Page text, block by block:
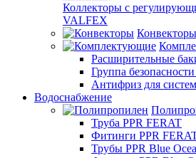
Коллекторы с
VALFEX
Конвекторы
Расширительные
Группа
Антифриз для
Водоснабжение
Труба PPR FERAT
Фитинги PPR
Трубы PPR Blue